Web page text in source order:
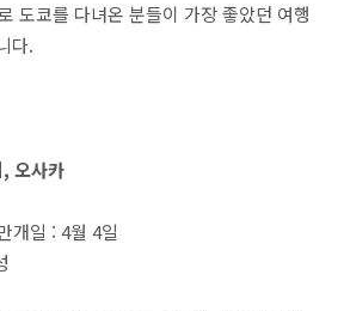
도쿄를 다녀온 분들이 가장 좋았던 여행
다.
오사카
개일 : 4월 4일